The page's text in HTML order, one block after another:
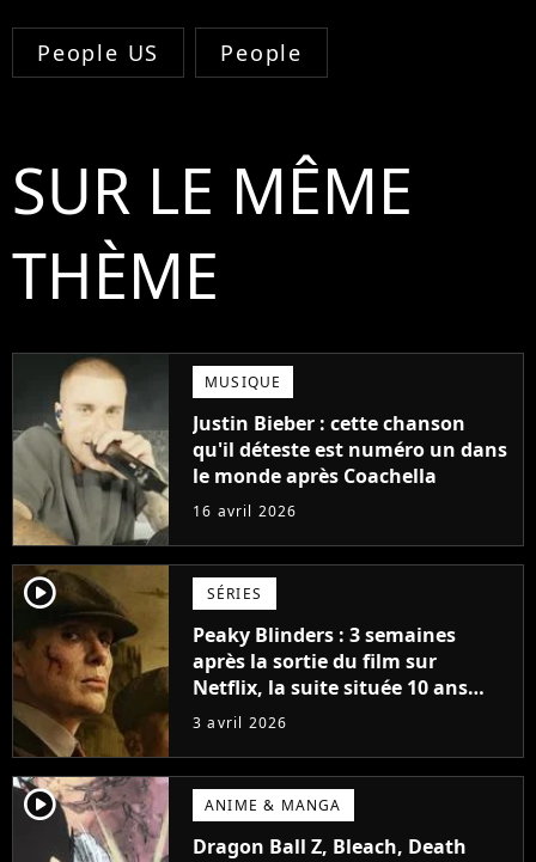
People US People
SUR LE MÊME
THÈME
MUSIQUE
Justin Bieber : cette chanson
qu'il déteste est numéro un dans
le monde après Coachella
16 avril 2026
player2 SÉRIES
Peaky Blinders : 3 semaines
après la sortie du film sur
Netflix, la suite située 10 ans
après se dévoile déjà (et il y a un
3 avril 2026
player2 ANIME & MANGA
Dragon Ball Z, Bleach, Death